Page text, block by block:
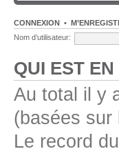
CONNEXION •
Nom d’utilisateur:
QUI EST
Au total il y
(basées sur
Le record